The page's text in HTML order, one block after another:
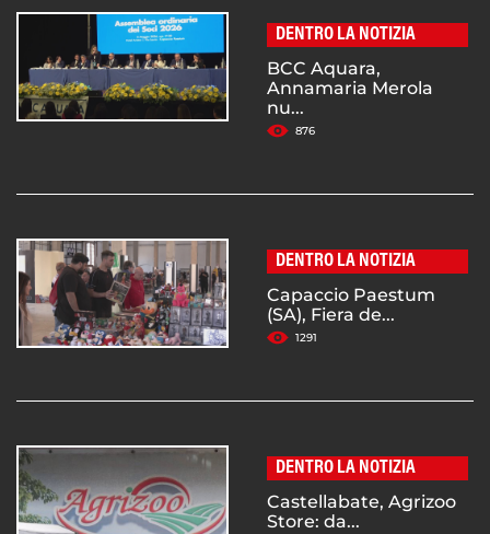
DENTRO LA NOTIZIA
BCC Aquara,
Annamaria Merola
nu...
876
DENTRO LA NOTIZIA
Capaccio Paestum
(SA), Fiera de...
1291
DENTRO LA NOTIZIA
Castellabate, Agrizoo
Store: da...